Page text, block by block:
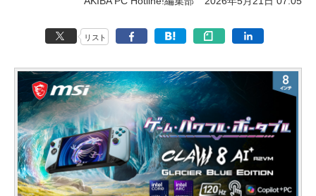
リスト